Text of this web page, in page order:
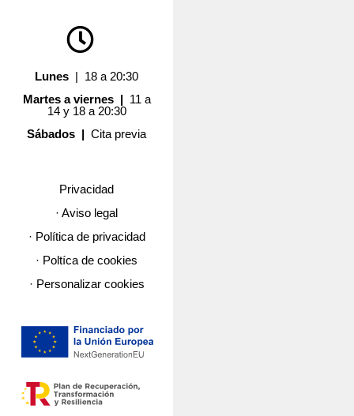
Lunes | 18 a 20:30
Martes a viernes | 11 a
14 y 18 a 20:30
Sábados |Cita previa
Privacidad
· Aviso legal
· Política de privacidad
· Poltíca de cookies
· Personalizar cookies